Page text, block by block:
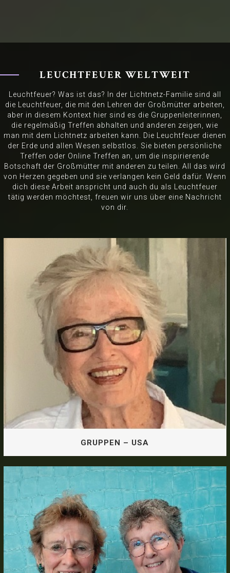
LEUCHTFEUER WELTWEIT
Leuchtfeuer? Was ist das? In der Lichtnetz-Familie sind all
die Leuchtfeuer, die mit den Lehren der Großmütter arbeiten,
aber in diesem Kontext hier sind es die Gruppenleiterinnen,
die regelmäßig Treffen abhalten und anderen zeigen, wie
man mit dem Lichtnetz arbeiten kann. Die Leuchtfeuer dienen
der Erde und allen Wesen selbstlos. Sie bieten persönliche
Treffen oder Online Treffen an, um die inspirierende
Botschaft der Großmütter mit anderen zu teilen. All das wird
von Herzen gegeben und sie verlangen kein Geld dafür. Wenn
dich diese Arbeit anspricht und auch du als Leuchtfeuer
tätig werden möchtest, freuen wir uns über eine Nachricht
von dir.
GRUPPEN – USA
GRUPPEN – USA